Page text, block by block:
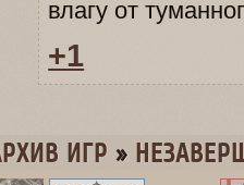
влагу от
+1
ИГР »